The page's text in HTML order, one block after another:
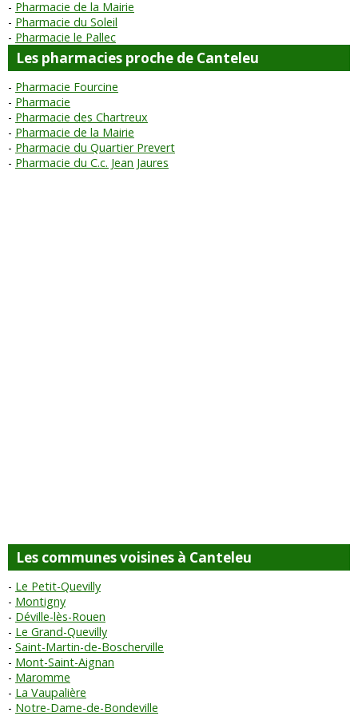
Pharmacie de la Mairie
Pharmacie du Soleil
Pharmacie le Pallec
Les pharmacies proche de Canteleu
Pharmacie Fourcine
Pharmacie
Pharmacie des Chartreux
Pharmacie de la Mairie
Pharmacie du Quartier Prevert
Pharmacie du C.c. Jean Jaures
Les communes voisines à Canteleu
Le Petit-Quevilly
Montigny
Déville-lès-Rouen
Le Grand-Quevilly
Saint-Martin-de-Boscherville
Mont-Saint-Aignan
Maromme
La Vaupalière
Notre-Dame-de-Bondeville